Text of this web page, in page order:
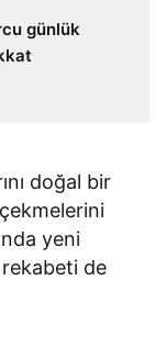
günlük
doğal bir
yeni
rekabeti de